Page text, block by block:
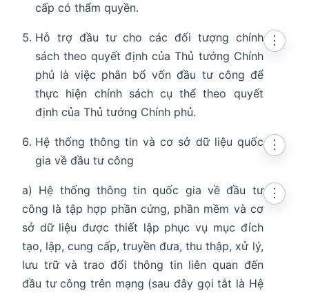
cấp có thẩm quyền.
Hỗ trợ đầu tư cho các đối tượng chính
sách theo quyết định của Thủ tướng Chính
phủ là việc phân bổ vốn đầu tư công để
thực hiện chính sách cụ thể theo quyết
định của Thủ tướng Chính phủ.
⋮
Hệ thống thông tin và cơ sở dữ liệu quốc
gia về đầu tư công
⋮
a) Hệ thống thông tin quốc gia về đầu tư
công là tập hợp phần cứng, phần mềm và cơ
sở dữ liệu được thiết lập phục vụ mục đích
tạo, lập, cung cấp, truyền đưa, thu thập, xử lý,
lưu trữ và trao đổi thông tin liên quan đến
đầu tư công trên mạng (sau đây gọi tắt là Hệ
⋮